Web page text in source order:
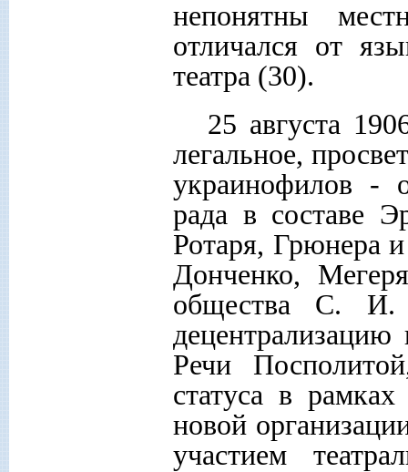
непонятны
отличался от
театра (30).
25 августа
легальное,
украинофилов -
рада в составе
Ротаря, Грюнера
Донченко,
общества С. И.
Речи
статуса в
новой
участием